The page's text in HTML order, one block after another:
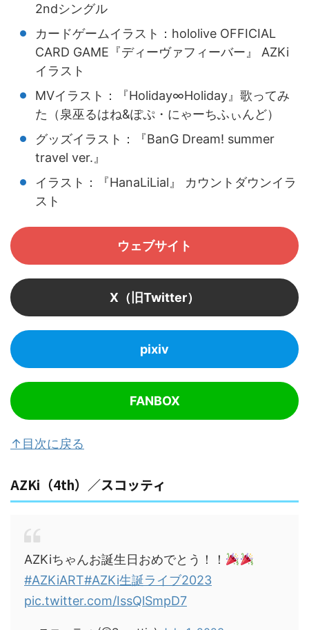
2ndシングル
カードゲームイラスト：hololive OFFICIAL
CARD GAME『ディーヴァフィーバー』 AZKi
イラスト
MVイラスト：『Holiday∞Holiday』歌ってみ
た（泉巫るはね&ぽぷ・にゃーちふぃんど）
グッズイラスト：『BanG Dream! summer
travel ver.』
イラスト：『HanaLiLial』 カウントダウンイラ
スト
ウェブサイト
X（旧Twitter）
pixiv
FANBOX
↑目次に戻る
AZKi（4th）／スコッティ
AZKiちゃんお誕生日おめでとう！！
#AZKiART#AZKi生誕ライブ2023
pic.twitter.com/IssQlSmpD7